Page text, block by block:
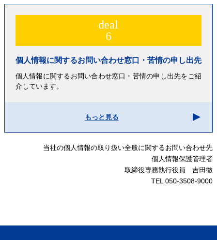
deal
6
個人情報に関するお問い合わせ窓口・苦情の申し出先
個人情報に関するお問い合わせ窓口・苦情の申し出先をご紹
介しています。
もっと見る
当社の個人情報の取り扱い全般に関するお問い合わせ先
個人情報保護管理者
取締役専務執行役員 吉田徹
TEL 050-3508-9000